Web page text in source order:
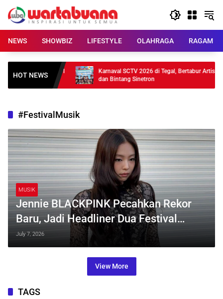
content
NEWS
SHOWBIZ LIFESTYLE OLAHRAGA RAGAM
HOT NEWS
Baterai 21
Karnaval SCTV 2026 di Tegal, Bertabur Artis
dan Bintang Sinetron
#FestivalMusik
MUSIK
Jennie BLACKPINK Pecahkan Rekor
Baru, Jadi Headliner Dua Festival
Musik Eropa
July 7, 2026
View More
TAGS